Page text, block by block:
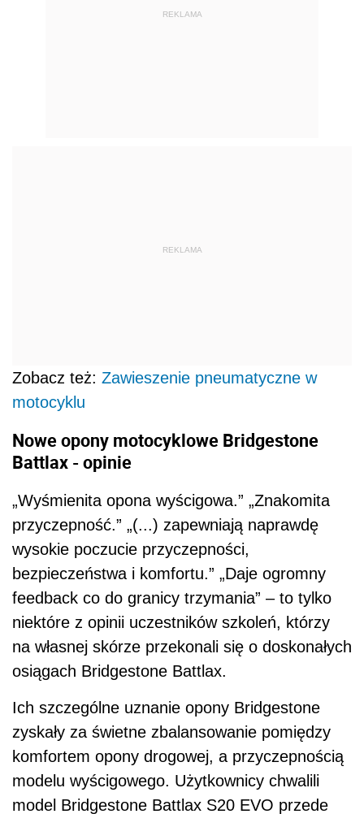
REKLAMA
REKLAMA
Zobacz też: Zawieszenie pneumatyczne w
motocyklu
Nowe opony motocyklowe Bridgestone
Battlax - opinie
„Wyśmienita opona wyścigowa.” „Znakomita
przyczepność.” „(...) zapewniają naprawdę
wysokie poczucie przyczepności,
bezpieczeństwa i komfortu.” „Daje ogromny
feedback co do granicy trzymania” – to tylko
niektóre z opinii uczestników szkoleń, którzy
na własnej skórze przekonali się o doskonałych
osiągach Bridgestone Battlax.
Ich szczególne uznanie opony Bridgestone
zyskały za świetne zbalansowanie pomiędzy
komfortem opony drogowej, a przyczepnością
modelu wyścigowego. Użytkownicy chwalili
model Bridgestone Battlax S20 EVO przede